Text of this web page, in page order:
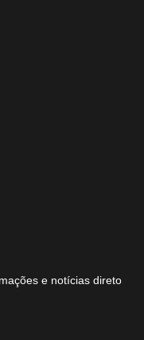
e notícias direto